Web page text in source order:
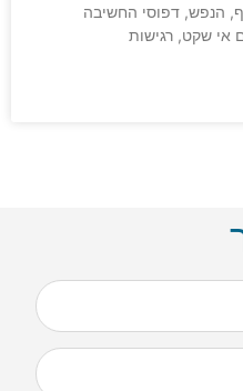
הנפש, דפוסי החשיבה
אי שקט, רגישות